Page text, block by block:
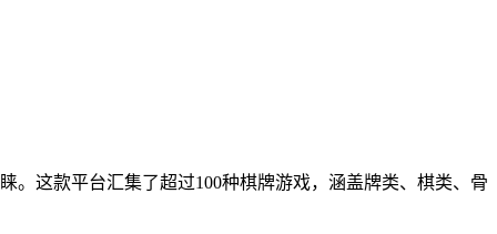
。这款平台汇集了超过100种棋牌游戏，涵盖牌类、棋类、骨